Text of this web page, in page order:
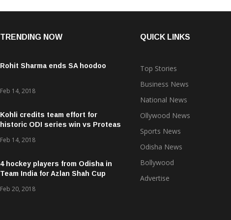
TRENDING NOW
Rohit Sharma ends SA hoodoo
Feb 14, 2018
Kohli credits team effort for
historic ODI series win vs Proteas
Feb 14, 2018
4 hockey players from Odisha in
Team India for Azlan Shah Cup
Feb 20, 2018
QUICK LINKS
Top Stories
Business News
National News
Ollywood News
Sports News
Odisha News
Bollywood
Advertise